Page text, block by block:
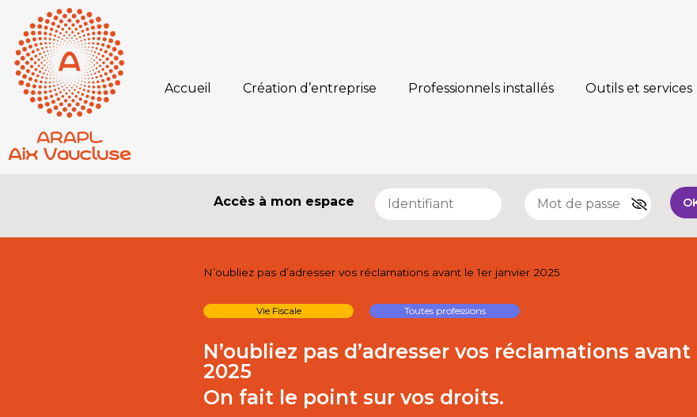
Accueil Création d’entreprise Professionnels installés Outils et services
Accès à mon espace
N’oubliez pas d’adresser vos réclamations avant le 1er janvier 2025
Vie Fiscale Toutes professions
N’oubliez pas d’adresser vos réclamations
2025
On fait le point sur vos droits.